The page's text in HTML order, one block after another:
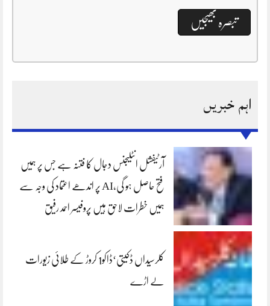
اہم خبریں
آرٹیفشل انٹلیجنس دجال کا فتنہ ہے جس پر ہمیں
فتح حاصل ہو گی،AI پر اندھے اعتماد کی وجہ سے
ہمیں خطرات لاحق ہیں پروفیسر احمد رفیق
کلرسیداں ڈکیتی‘ڈاکو1 کروڑ کے طلائی زیورات
لے اڑے